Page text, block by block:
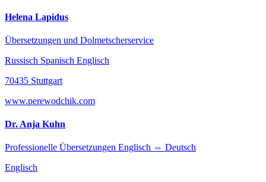
Helena Lapidus
Übersetzungen und Dolmetscherservice
Russisch Spanisch Englisch
70435 Stuttgart
www.perewodchik.com
Dr. Anja Kuhn
Professionelle Übersetzungen Englisch ⇔ Deutsch
Englisch